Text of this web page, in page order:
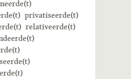
privatiseerde(t)
relativeerde(t)